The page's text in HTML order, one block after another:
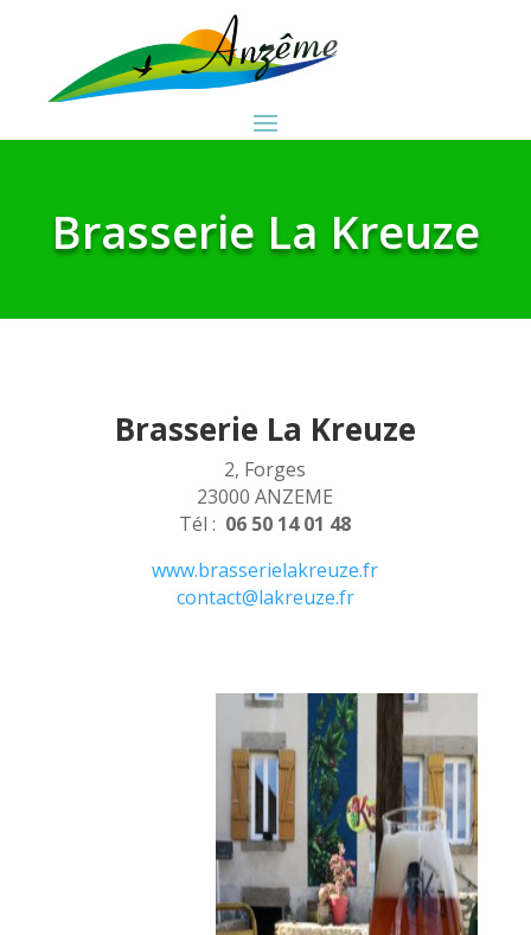
Brasserie La Kreuze
Brasserie La Kreuze
2, Forges
23000 ANZEME
Tél : 06 50 14 01 48
www.brasserielakreuze.fr
contact@lakreuze.fr